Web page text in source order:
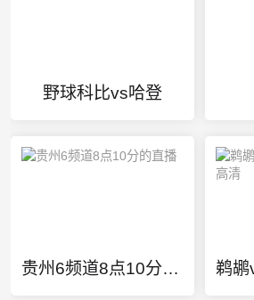
野球科比vs哈登
贵州6频道8点10分的直播